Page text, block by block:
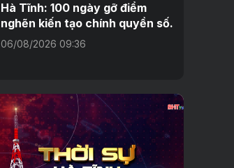
Hà Tĩnh: 100 ngày gỡ điểm
nghẽn kiến tạo chính quyền số.
06/08/2026 09:36